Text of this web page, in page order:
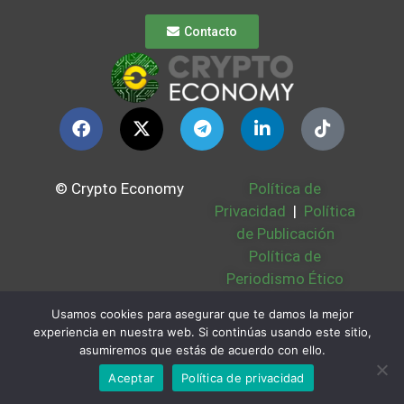
Contacto
© Crypto Economy
Política de
Privacidad | Política
de Publicación
Política de
Periodismo Ético
Bases Legales |
Partners | Sobre
Nosotros
Usamos cookies para asegurar que te damos la mejor
experiencia en nuestra web. Si continúas usando este sitio,
asumiremos que estás de acuerdo con ello.
Aceptar
Política de privacidad